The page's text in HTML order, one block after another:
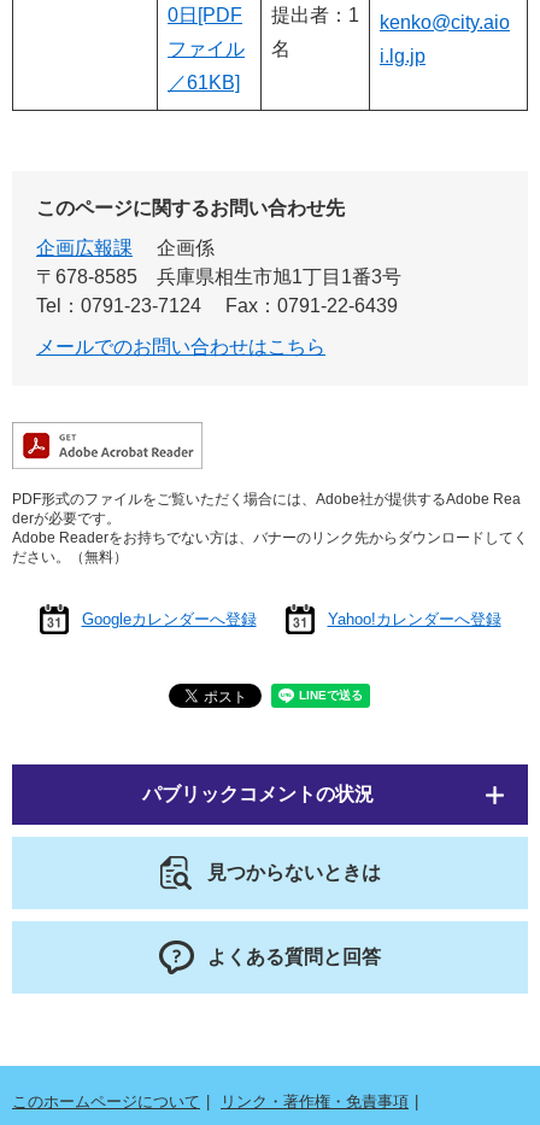
0日[PDF
ファイル
／61KB]
提出者：1
名
kenko@city.aio
i.lg.jp
このページに関するお問い合わせ先
企画広報課
企画係
〒678-8585
兵庫県相生市旭1丁目1番3号
Tel：0791-23-7124
Fax：0791-22-6439
メールでのお問い合わせはこちら
PDF形式のファイルをご覧いただく場合には、Adobe社が提供するAdobe Rea
derが必要です。
Adobe Readerをお持ちでない方は、バナーのリンク先からダウンロードしてく
ださい。（無料）
Googleカレンダーへ登録 Yahoo!カレンダーへ登録
パブリックコメントの状況
見つからないときは
よくある質問と回答
このホームページについて
リンク・著作権・免責事項